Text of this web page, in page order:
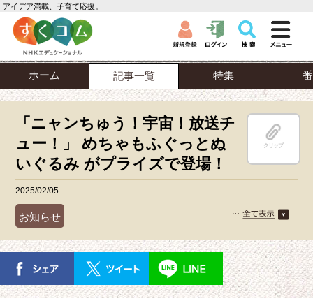
アイデア満載、子育て応援。
ホーム 記事一覧 特集
「ニャンちゅう！宇宙！放送チ
ュー！」 めちゃもふぐっとぬ
いぐるみ がプライズで登場！
クリップ
2025/02/05
お知らせ
ニャンちゅう！宇宙！放送チュー！
商品情報